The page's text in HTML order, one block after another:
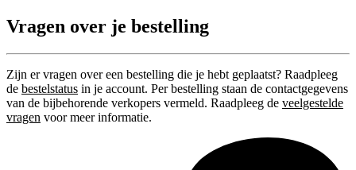
Vragen over je bestelling
Zijn er vragen over een bestelling die je hebt geplaatst? Raadpleeg
de bestelstatus in je account. Per bestelling staan de contactgegevens
van de bijbehorende verkopers vermeld. Raadpleeg de veelgestelde
vragen voor meer informatie.